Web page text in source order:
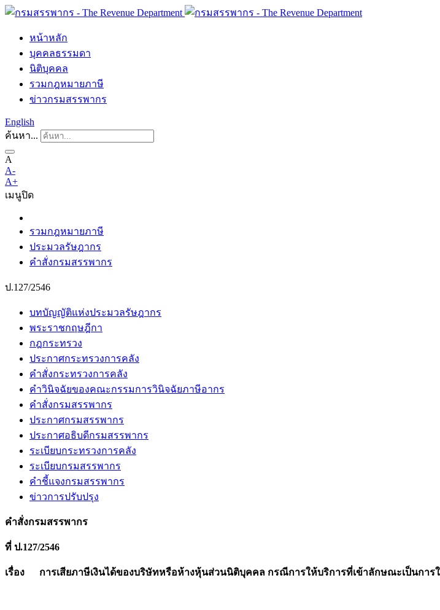
หน้าหลัก
บุคคลธรรมดา
นิติบุคคล
รวมกฎหมายภาษี
ข่าวกรมสรรพากร
English
ค้นหา...
A
A-
A+
เมนูปิด
รวมกฎหมายภาษี
ประมวลรัษฎากร
คำสั่งกรมสรรพากร
ป.127/2546
บทบัญญัติแห่งประมวลรัษฎากร
พระราชกฤษฎีกา
กฎกระทรวง
ประกาศกระทรวงการคลัง
คำสั่งกระทรวงการคลัง
คำวินิจฉัยของคณะกรรมการวินิจฉัยภาษีอากร
คำสั่งกรมสรรพากร
ประกาศกรมสรรพากร
ประกาศอธิบดีกรมสรรพากร
ระเบียบกระทรวงการคลัง
ระเบียบกรมสรรพากร
คำชี้แจงกรมสรรพากร
ข่าวการปรับปรุง
คำสั่งกรมสรรพากร
ที่ ป.127/2546
เรื่อง การเสียภาษีเงินได้ของบริษัทหรือห้างหุ้นส่วนนิติบุคคล กรณีการให้บริการที่เข้าลักษณะเป็นการ